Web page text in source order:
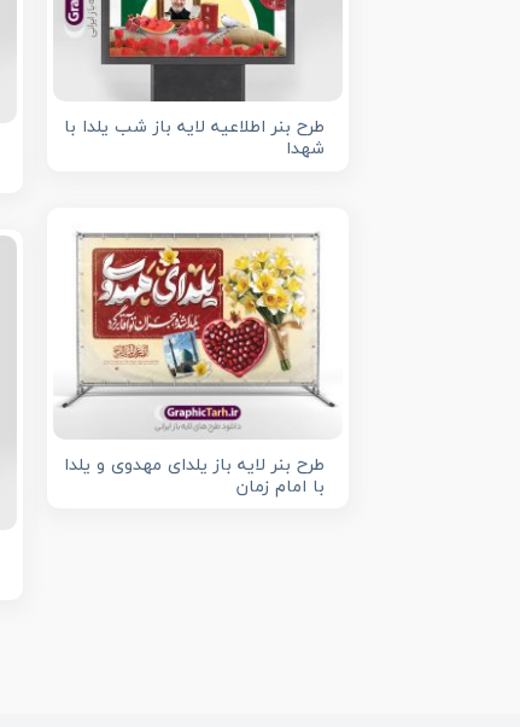
طرح بنر اطلاعیه لایه باز شب یلدا با
شهدا
طرح بنر لایه باز یلدای مهدوی و یلدا
با امام زمان